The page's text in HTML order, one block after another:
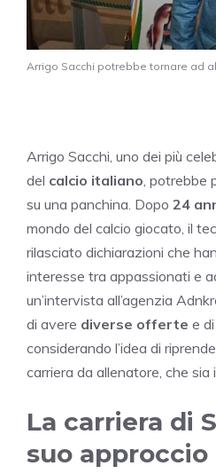
Arrigo Sacchi potrebbe tornare ad
Arrigo Sacchi, uno dei più
del calcio italiano, potrebbe
su una panchina. Dopo 24
mondo del calcio giocato, il
rilasciato dichiarazioni che
interesse tra appassionati e
un’intervista all’agenzia
di avere diverse offerte e
considerando l’idea di
carriera da allenatore, che sia
La carriera di
suo